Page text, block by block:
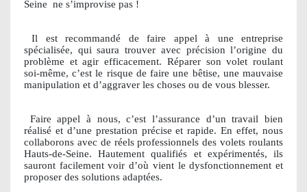
Seine ne s’improvise pas !
Il est recommandé de faire appel à une entreprise
spécialisée, qui saura trouver avec précision l’origine du
problème et agir efficacement. Réparer son volet roulant
soi-même, c’est le risque de faire une bêtise, une mauvaise
manipulation et d’aggraver les choses ou de vous blesser.
Faire appel à nous, c’est l’assurance d’un travail bien
réalisé et d’une prestation précise et rapide. En effet, nous
collaborons avec de réels professionnels des volets roulants
Hauts-de-Seine. Hautement qualifiés et expérimentés, ils
sauront facilement voir d’où vient le dysfonctionnement et
proposer des solutions adaptées.